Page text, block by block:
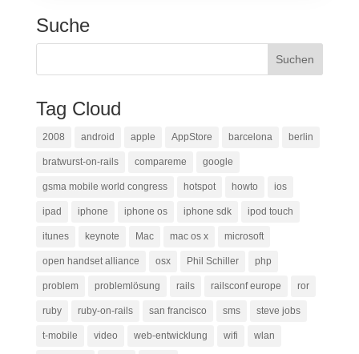
Suche
Tag Cloud
2008 android apple AppStore barcelona berlin
bratwurst-on-rails compareme google
gsma mobile world congress hotspot howto ios
ipad iphone iphone os iphone sdk ipod touch
itunes keynote Mac mac os x microsoft
open handset alliance osx Phil Schiller php
problem problemlösung rails railsconf europe ror
ruby ruby-on-rails san francisco sms steve jobs
t-mobile video web-entwicklung wifi wlan